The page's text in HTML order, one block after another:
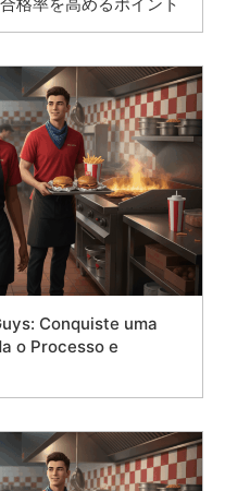
Conquiste uma
o Processo e